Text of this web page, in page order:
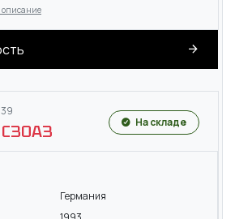
описание
C30A3 На складе
Германия